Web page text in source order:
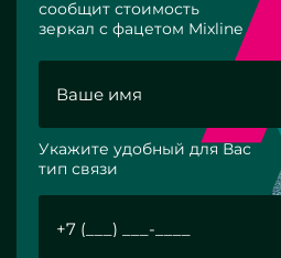
сообщит стоимость
зеркал с фацетом Mixline
Укажите удобный для Вас
тип связи